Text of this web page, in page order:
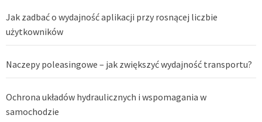
Jak zadbać o wydajność aplikacji przy rosnącej liczbie
użytkowników
Naczepy poleasingowe – jak zwiększyć wydajność transportu?
Ochrona układów hydraulicznych i wspomagania w
samochodzie